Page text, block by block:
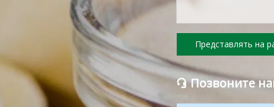
Представлять на
Позвоните